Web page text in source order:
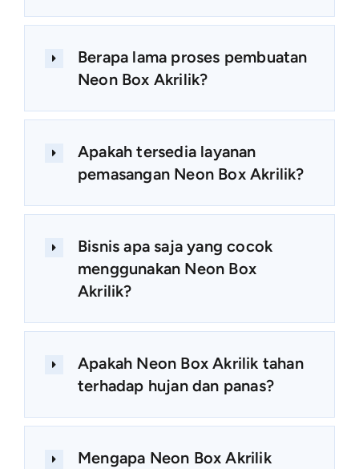
Berapa lama proses pembuatan
Neon Box Akrilik?
Apakah tersedia layanan
pemasangan Neon Box Akrilik?
Bisnis apa saja yang cocok
menggunakan Neon Box
Akrilik?
Apakah Neon Box Akrilik tahan
terhadap hujan dan panas?
Mengapa Neon Box Akrilik